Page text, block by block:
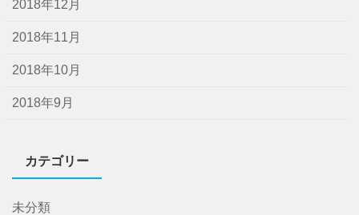
2018年12月
2018年11月
2018年10月
2018年9月
カテゴリー
未分類